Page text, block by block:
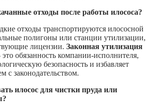
отходы после работы илососа?
отходы транспортируются илососной
полигоны или станции утилизации,
лицензии. Законная утилизация
обязанность компании-исполнителя,
безопасность и избавляет
с законодательством.
илосос для чистки пруда или